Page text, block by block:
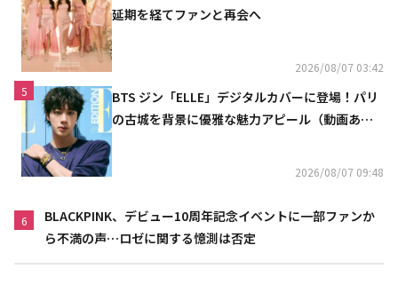
延期を経てファンと再会へ
2026/08/07 03:42
5
BTS ジン「ELLE」デジタルカバーに登場！パリ
の古城を背景に優雅な魅力アピール（動画あ
2026/08/07 09:48
6
BLACKPINK、デビュー10周年記念イベントに一部ファンか
ら不満の声…ロゼに関する憶測は否定